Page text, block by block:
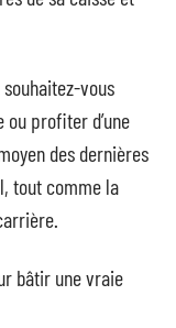
vous
profiter d’une
des dernières
tout comme la
bâtir une vraie